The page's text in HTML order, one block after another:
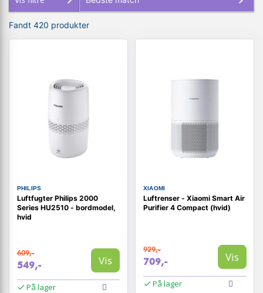
Fandt 420 produkter
PHILIPS
Luftfugter Philips 2000
Series HU2510 - bordmodel,
hvid
609,-
549,- Vis
På lager
XIAOMI
Luftrenser - Xiaomi Smart Air
Purifier 4 Compact (hvid)
929,-
709,- Vis
På lager